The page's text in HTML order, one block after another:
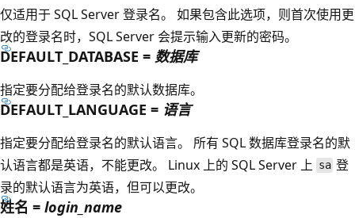
仅适用于 SQL Server 登录名。 如果包含此选项，则首次使用更
改的登录名时，SQL Server 会提示输入更新的密码。
DEFAULT_DATABASE = 数据库
指定要分配给登录名的默认数据库。
DEFAULT_LANGUAGE = 语言
指定要分配给登录名的默认语言。 所有 SQL 数据库登录名的默
认语言都是英语，不能更改。 Linux 上的 SQL Server 上 sa 登
录的默认语言为英语，但可以更改。
姓名 = login_name